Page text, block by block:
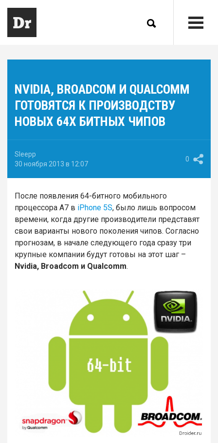
NVIDIA, BROADCOM И QUALCOMM
ГОТОВЯТСЯ К ПРОИЗВОДСТВУ
НОВЫХ 64Х БИТНЫХ ЧИПОВ
Sleepp
30 ноября 2013 в 12:07
0
После появления 64-битного мобильного
процессора A7 в iPhone 5S, было лишь вопросом
времени, когда другие производители представят
свои варианты нового поколения чипов. Согласно
прогнозам, в начале следующего года сразу три
крупные компании будут готовы на этот шаг –
Nvidia, Broadcom и Qualcomm.